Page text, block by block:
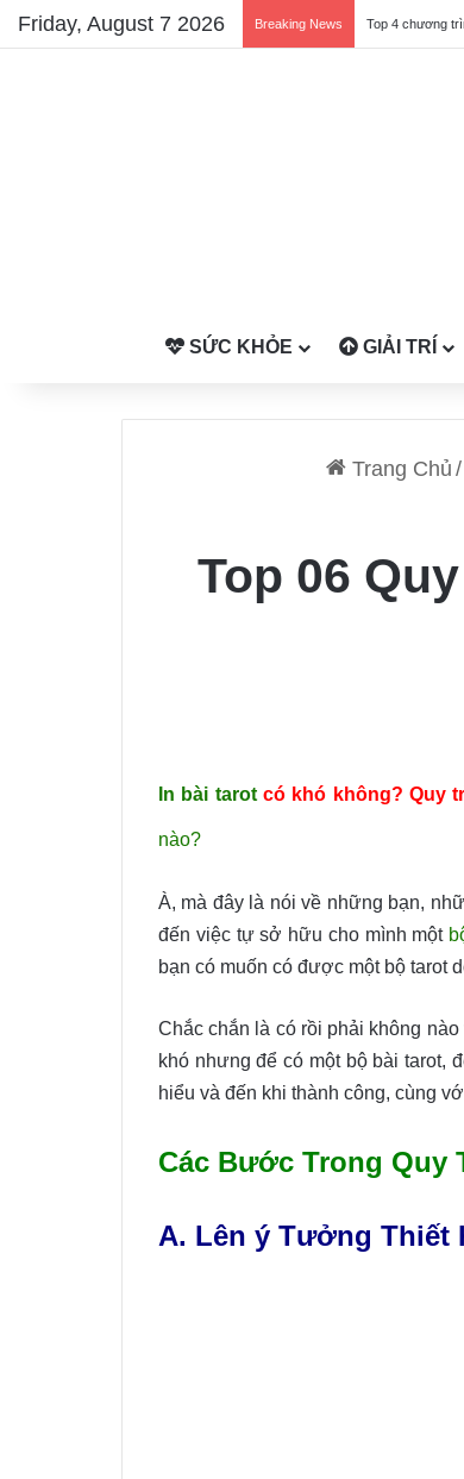
Friday, August 7 2026 Breaking News Top 4 chương
SỨC KHỎE GIẢI TRÍ
Trang Chủ /
Top 06
In bài tarotcó khó không? Quy
nào?
À, mà đây là nói về những bạn,
đến việc tự sở hữu cho mình một
bạn có muốn có được một bộ tarot
Chắc chắn là có rồi phải không
khó nhưng để có một bộ bài tarot,
hiểu và đến khi thành công, cùng
Các Bước Trong Quy
A. Lên ý Tưởng Thiết